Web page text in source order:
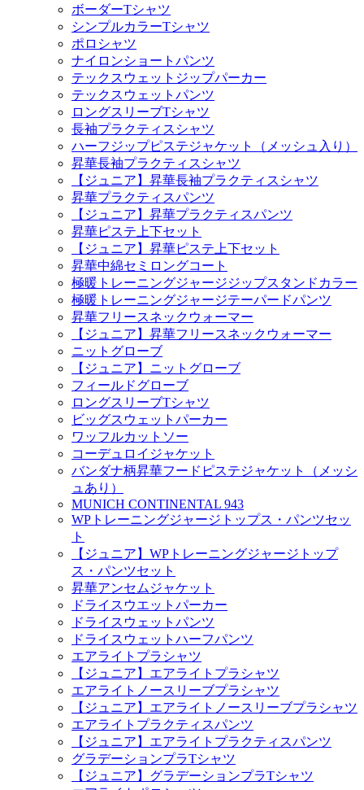
ボーダーTシャツ
シンプルカラーTシャツ
ポロシャツ
ナイロンショートパンツ
テックスウェットジップパーカー
テックスウェットパンツ
ロングスリーブTシャツ
長袖プラクティスシャツ
ハーフジップピステジャケット（メッシュ入り）
昇華長袖プラクティスシャツ
【ジュニア】昇華長袖プラクティスシャツ
昇華プラクティスパンツ
【ジュニア】昇華プラクティスパンツ
昇華ピステ上下セット
【ジュニア】昇華ピステ上下セット
昇華中綿セミロングコート
極暖トレーニングジャージジップスタンドカラー
極暖トレーニングジャージテーパードパンツ
昇華フリースネックウォーマー
【ジュニア】昇華フリースネックウォーマー
ニットグローブ
【ジュニア】ニットグローブ
フィールドグローブ
ロングスリーブTシャツ
ビッグスウェットパーカー
ワッフルカットソー
コーデュロイジャケット
バンダナ柄昇華フードピステジャケット（メッシ
ュあり）
MUNICH CONTINENTAL 943
WPトレーニングジャージトップス・パンツセッ
ト
【ジュニア】WPトレーニングジャージトップ
ス・パンツセット
昇華アンセムジャケット
ドライスウエットパーカー
ドライスウェットパンツ
ドライスウェットハーフパンツ
エアライトプラシャツ
【ジュニア】エアライトプラシャツ
エアライトノースリーブプラシャツ
【ジュニア】エアライトノースリーブプラシャツ
エアライトプラクティスパンツ
【ジュニア】エアライトプラクティスパンツ
グラデーションプラTシャツ
【ジュニア】グラデーションプラTシャツ